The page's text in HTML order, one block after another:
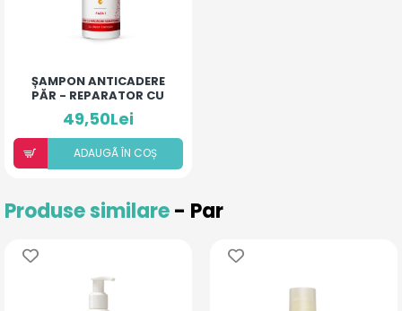
ȘAMPON ANTICADERE
PĂR - REPARATOR CU
ULEIURI ESENȚIALE
49,50Lei
ADAUGÃ ÎN COȘ
Produse similare- Par